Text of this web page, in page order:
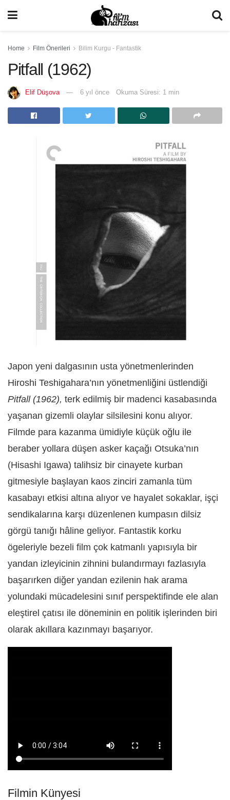
Home Film Önerileri Bilim Kurgu - Fantastik
Pitfall (1962)
Elif Düşova 6 yıl önce Okuma Süresi: 1 min
Japon yeni dalgasının usta yönetmenlerinden
Hiroshi Teshigahara’nın yönetmenliğini üstlendiği
Pitfall (1962), terk edilmiş bir madenci kasabasında
yaşanan gizemli olaylar silsilesini konu alıyor.
Filmde para kazanma ümidiyle küçük oğlu ile
beraber yollara düşen asker kaçağı Otsuka’nın
(Hisashi Igawa) talihsiz bir cinayete kurban
gitmesiyle başlayan kaos zinciri zamanla tüm
kasabayı etkisi altına alıyor ve hayalet sokaklar, işçi
sendikalarına karşı düzenlenen kumpasın dilsiz
görgü tanığı hâline geliyor. Fantastik korku
ögeleriyle bezeli film çok katmanlı yapısıyla bir
yandan izleyicinin zihnini bulandırmayı fazlasıyla
başarırken diğer yandan ezilenin hak arama
yolundaki mücadelesini sınıf perspektifinde ele alan
eleştirel çatısı ile döneminin en politik işlerinden biri
olarak akıllara kazınmayı başarıyor.
Filmin Künyesi